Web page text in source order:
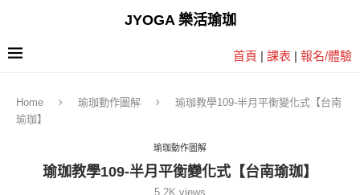
JYOGA 樂活瑜珈
首頁 | 課表 | 報名/體驗
Home 瑜珈動作圖解
瑜珈教學109-半月平衡變化式【台南
瑜珈】
瑜珈動作圖解
瑜珈教學109-半月平衡變化式【台南瑜珈】
5.2K views